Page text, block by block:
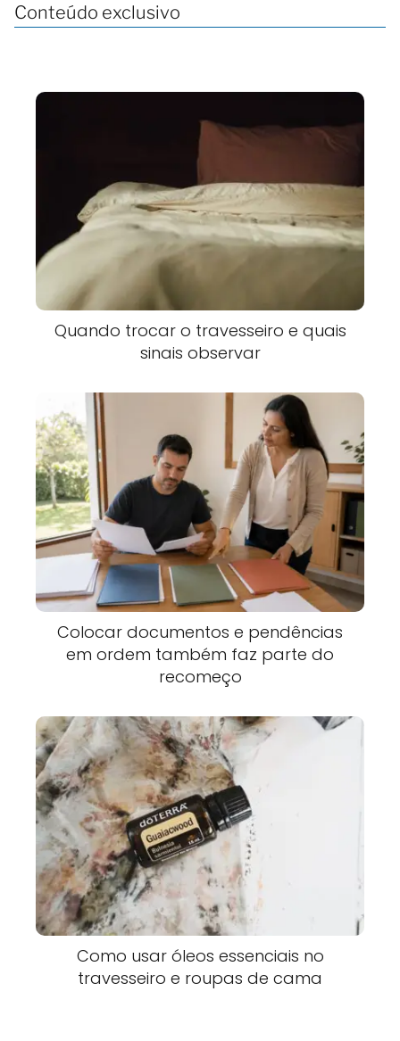
Conteúdo exclusivo
Quando trocar o travesseiro e quais
sinais observar
Colocar documentos e pendências
em ordem também faz parte do
recomeço
Como usar óleos essenciais no
travesseiro e roupas de cama